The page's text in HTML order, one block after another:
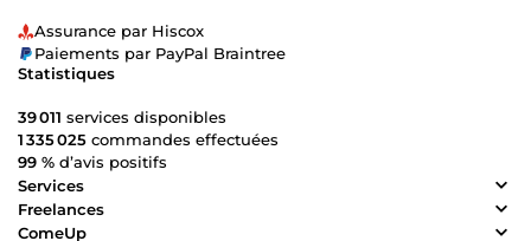
Assurance par Hiscox
Paiements par PayPal Braintree
Statistiques
39 011 services disponibles
1 335 025 commandes effectuées
99 % d’avis positifs
Services
Freelances
ComeUp